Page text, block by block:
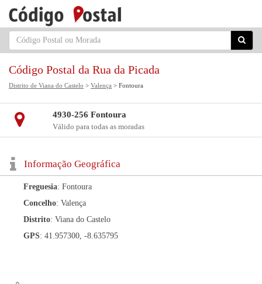
Código Postal da Rua da Picada
Distrito de Viana do Castelo > Valença > Fontoura
4930-256 Fontoura
Válido para todas as moradas
Informação Geográfica
Freguesia: Fontoura
Concelho: Valença
Distrito: Viana do Castelo
GPS: 41.957300, -8.635795